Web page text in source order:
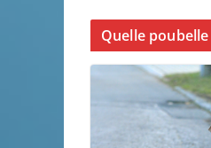
Quelle